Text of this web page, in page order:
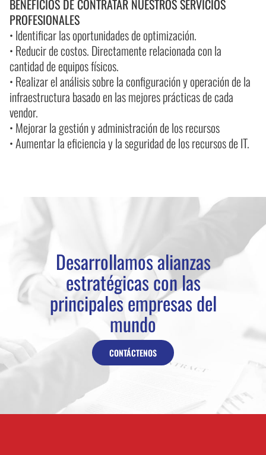
BENEFICIOS DE CONTRATAR NUESTROS SERVICIOS
PROFESIONALES
• Identificar las oportunidades de optimización.
• Reducir de costos. Directamente relacionada con la
cantidad de equipos físicos.
• Realizar el análisis sobre la configuración y operación de la
infraestructura basado en las mejores prácticas de cada
vendor.
• Mejorar la gestión y administración de los recursos
• Aumentar la eficiencia y la seguridad de los recursos de IT.
Desarrollamos alianzas
estratégicas con las
principales empresas del
mundo
CONTÁCTENOS